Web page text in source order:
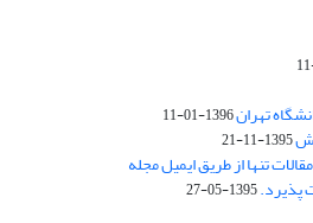
تهران1396-01-11
1395-11-21
تنها از طریق ایمیل مجله
1395-05-27